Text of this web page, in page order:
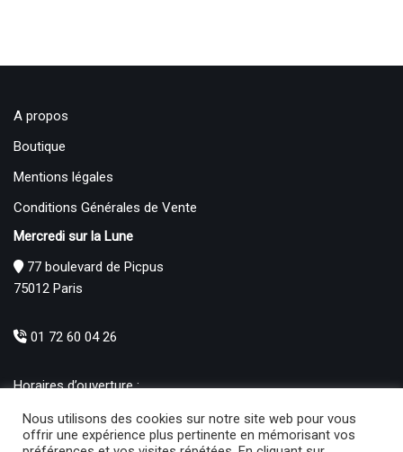
A propos
Boutique
Mentions légales
Conditions Générales de Vente
Mercredi sur la Lune
77 boulevard de Picpus
75012 Paris
01 72 60 04 26
Horaires d’ouverture :
Mercredi au Samedi : 10h30 – 19h00
Nous utilisons des cookies sur notre site web pour vous
offrir une expérience plus pertinente en mémorisant vos